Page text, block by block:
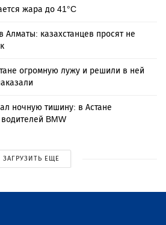
жара до 41°C
Алматы: казахстанцев просят не
огромную лужу и решили в ней
ночную тишину: в Астане
BMW
ЗАГРУЗИТЬ ЕЩЕ